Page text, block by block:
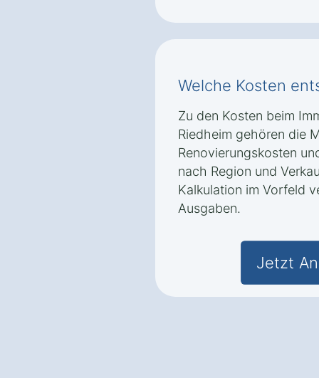
Welche Kosten
Zu den Kosten beim
Riedheim gehören die
Renovierungskosten
nach Region und
Kalkulation im Vorfeld
Ausgaben.
Jetzt